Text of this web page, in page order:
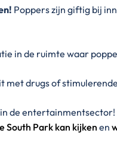
Poppers zijn giftig bij
in de ruimte waar
met drugs of
de
South Park kan kijken en